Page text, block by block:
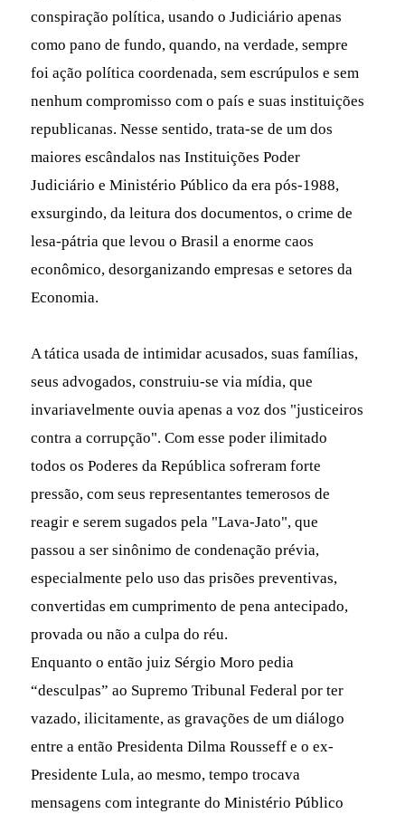
conspiração política, usando o Judiciário apenas
como pano de fundo, quando, na verdade, sempre
foi ação política coordenada, sem escrúpulos e sem
nenhum compromisso com o país e suas instituições
republicanas. Nesse sentido, trata-se de um dos
maiores escândalos nas Instituições Poder
Judiciário e Ministério Público da era pós-1988,
exsurgindo, da leitura dos documentos, o crime de
lesa-pátria que levou o Brasil a enorme caos
econômico, desorganizando empresas e setores da
Economia.
A tática usada de intimidar acusados, suas famílias,
seus advogados, construiu-se via mídia, que
invariavelmente ouvia apenas a voz dos "justiceiros
contra a corrupção". Com esse poder ilimitado
todos os Poderes da República sofreram forte
pressão, com seus representantes temerosos de
reagir e serem sugados pela "Lava-Jato", que
passou a ser sinônimo de condenação prévia,
especialmente pelo uso das prisões preventivas,
convertidas em cumprimento de pena antecipado,
provada ou não a culpa do réu.
Enquanto o então juiz Sérgio Moro pedia
“desculpas” ao Supremo Tribunal Federal por ter
vazado, ilicitamente, as gravações de um diálogo
entre a então Presidenta Dilma Rousseff e o ex-
Presidente Lula, ao mesmo, tempo trocava
mensagens com integrante do Ministério Público